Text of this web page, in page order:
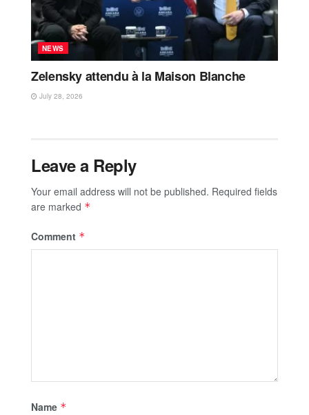
NEWS
Zelensky attendu à la Maison Blanche
July 28, 2026
Leave a Reply
Your email address will not be published. Required fields
are marked *
Comment *
Name *